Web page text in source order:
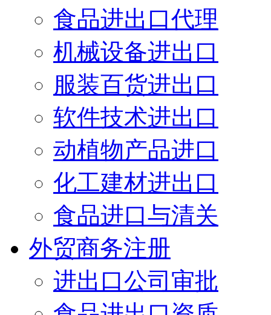
食品进出口代理
机械设备进出口
服装百货进出口
软件技术进出口
动植物产品进口
化工建材进出口
食品进口与清关
外贸商务注册
进出口公司审批